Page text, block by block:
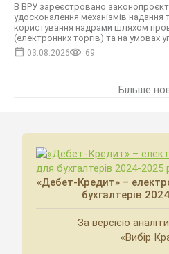
В ВРУ зареєстровано
удосконалення механізмів надання
користування надрами шляхом
(електронних торгів) та на умовах
03.08.2026 69
Більше
«Дебет-Кредит» –
бухгалтерів
За версією
«Вибір